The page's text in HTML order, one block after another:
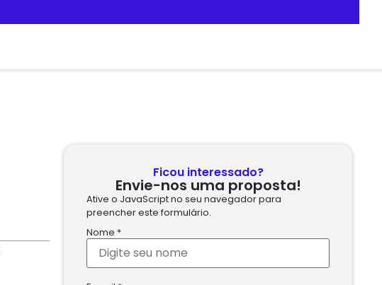
Ficou interessado?
Envie-nos uma proposta!
Ative o JavaScript no seu navegador para
preencher este formulário.
Nome *